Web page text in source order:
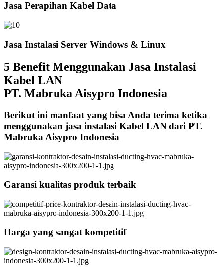
Jasa Perapihan Kabel Data
Jasa Instalasi Server Windows & Linux
5 Benefit Menggunakan Jasa Instalasi
Kabel LAN
PT. Mabruka Aisypro Indonesia
Berikut ini manfaat yang bisa Anda terima ketika
menggunakan jasa instalasi Kabel LAN dari PT.
Mabruka Aisypro Indonesia
Garansi kualitas produk terbaik
Harga yang sangat kompetitif